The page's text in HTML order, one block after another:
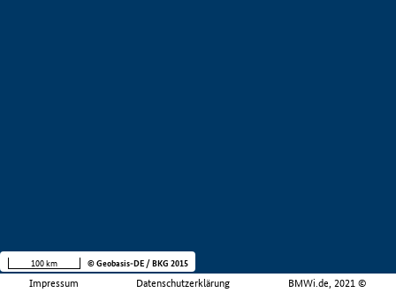
Impressum Datenschutzerklärung BMWi.de, 2021 ©
100 km © Geobasis-DE / BKG 2015